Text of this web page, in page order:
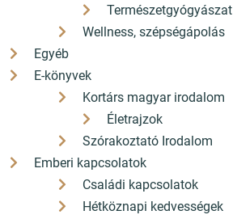
Természetgyógyászat
Wellness, szépségápolás
Egyéb
E-könyvek
Kortárs magyar irodalom
Életrajzok
Szórakoztató Irodalom
Emberi kapcsolatok
Családi kapcsolatok
Hétköznapi kedvességek